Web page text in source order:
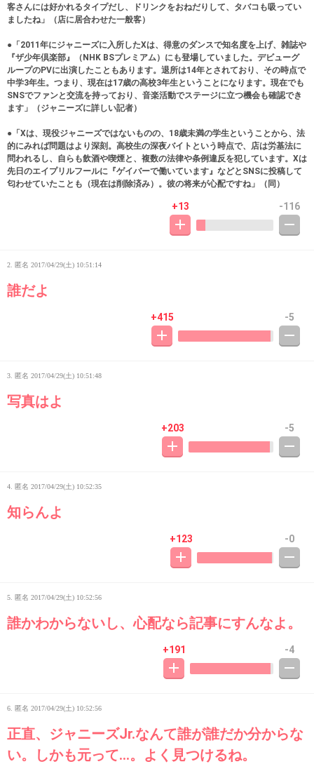
客さんには好かれるタイプだし、ドリンクをおねだりして、タバコも吸ってい
ましたね」（店に居合わせた一般客）
●「2011年にジャニーズに入所したXは、得意のダンスで知名度を上げ、雑誌や
『ザ少年倶楽部』（NHK BSプレミアム）にも登場していました。デビューグ
ループのPVに出演したこともあります。退所は14年とされており、その時点で
中学3年生。つまり、現在は17歳の高校3年生ということになります。現在でも
SNSでファンと交流を持っており、音楽活動でステージに立つ機会も確認でき
ます」（ジャニーズに詳しい記者）
●「Xは、現役ジャニーズではないものの、18歳未満の学生ということから、法
的にみれば問題はより深刻。高校生の深夜バイトという時点で、店は労基法に
問われるし、自らも飲酒や喫煙と、複数の法律や条例違反を犯しています。Xは
先日のエイプリルフールに『ゲイバーで働いています』などとSNSに投稿して
匂わせていたことも（現在は削除済み）。彼の将来が心配ですね」（同）
+13 -116
2. 匿名 2017/04/29(土) 10:51:14
誰だよ
+415 -5
3. 匿名 2017/04/29(土) 10:51:48
写真はよ
+203 -5
4. 匿名 2017/04/29(土) 10:52:35
知らんよ
+123 -0
5. 匿名 2017/04/29(土) 10:52:56
誰かわからないし、心配なら記事にすんなよ。
+191 -4
6. 匿名 2017/04/29(土) 10:52:56
正直、ジャニーズJr.なんて誰が誰だか分からな
い。しかも元って…。よく見つけるね。